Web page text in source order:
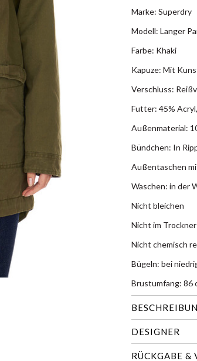
Marke: Superdry
Modell: Langer
Farbe: Khaki
Kapuze: Mit
Verschluss:
Futter: 45%
Außenmaterial:
Bündchen: In
Außentaschen
Waschen: in der
Nicht bleichen
Nicht im
Nicht chemisch
Bügeln: bei
Brustumfang: 86
DESIGNER
RÜCKGABE &